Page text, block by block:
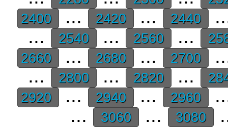
2400
... 2420 ... 2440
...
2540 ... 2560 ...
2660
... 2680 ... 2700
...
2800 ... 2820 ...
2920
... 2940 ... 2960
...
3060 ... 3080